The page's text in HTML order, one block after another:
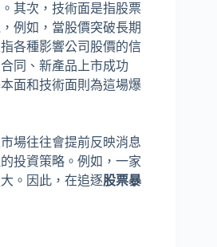
其次，技術面是指股票
例如，當股價突破長期
各種影響公司股價的信
同、新產品上市成功
面和技術面則為這場爆
場往往會提前反映消息
投資策略。例如，一家
。因此，在追逐股票暴